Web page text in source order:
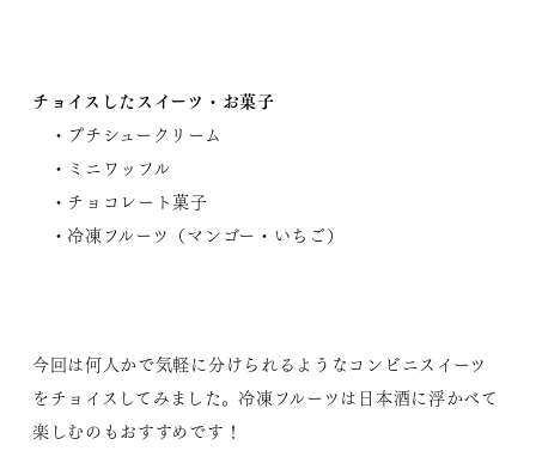
チョイスしたスイーツ・お菓子
・プチシュークリーム
・ミニワッフル
・チョコレート菓子
・冷凍フルーツ（マンゴー・いちご）
今回は何人かで気軽に分けられるようなコンビニスイーツ
をチョイスしてみました。冷凍フルーツは日本酒に浮かべて
楽しむのもおすすめです！